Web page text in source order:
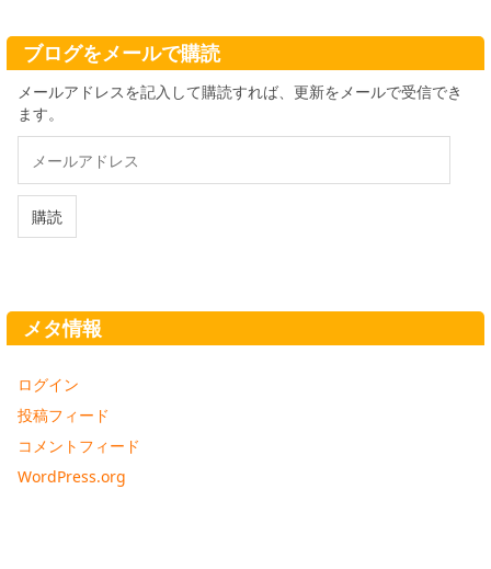
ブ
ブログをメールで購読
メールアドレスを記入して購読すれば、更新をメールで受信でき
ます。
ル
ド
購読
メタ情報
ログイン
投稿フィード
コメントフィード
WordPress.org